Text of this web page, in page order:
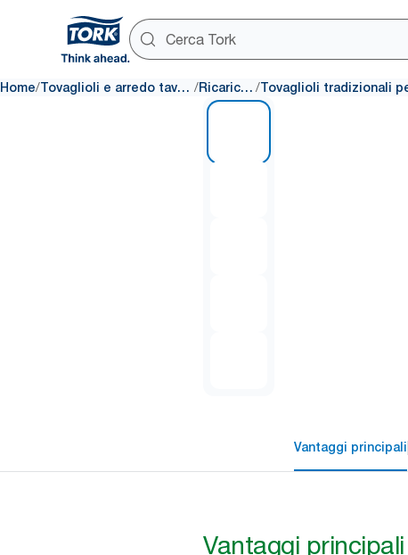
Home/ Tovaglioli e arredo tavola / Ricariche /
Vantaggi principali
Vantaggi principali